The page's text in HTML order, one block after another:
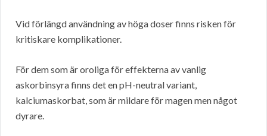
Vid förlängd användning av höga doser finns risken för
kritiskare komplikationer.
För dem som är oroliga för effekterna av vanlig
askorbinsyra finns det en pH-neutral variant,
kalciumaskorbat, som är mildare för magen men något
dyrare.